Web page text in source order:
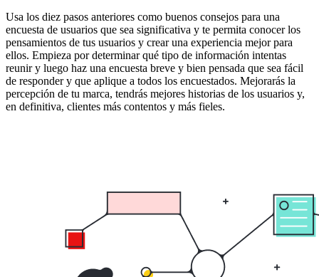
Usa los diez pasos anteriores como buenos consejos para una
encuesta de usuarios que sea significativa y te permita conocer los
pensamientos de tus usuarios y crear una experiencia mejor para
ellos. Empieza por determinar qué tipo de información intentas
reunir y luego haz una encuesta breve y bien pensada que sea fácil
de responder y que aplique a todos los encuestados. Mejorarás la
percepción de tu marca, tendrás mejores historias de los usuarios y,
en definitiva, clientes más contentos y más fieles.